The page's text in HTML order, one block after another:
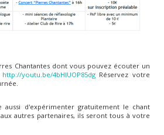
Chantantes dont vous pouvez écouter un
http://youtu.be/4bHlUOP85dgRéservez votre
aussi d'expérimenter gratuitement le chant
autres partenaires, ils seront tous à votre